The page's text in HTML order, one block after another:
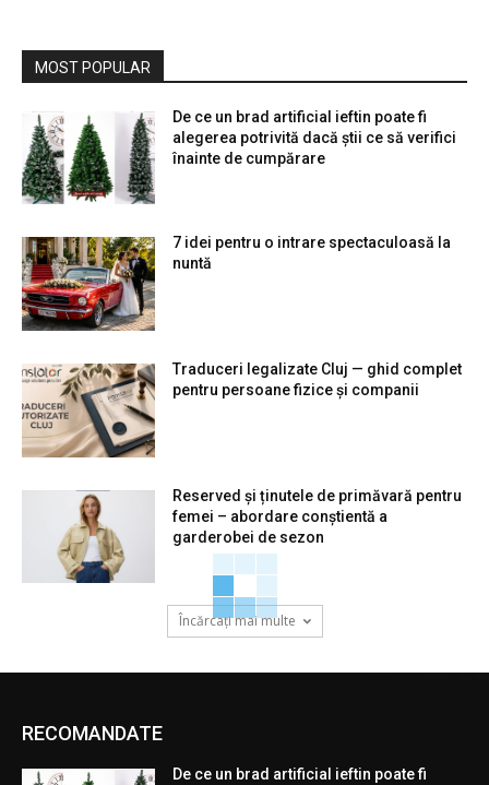
MOST POPULAR
De ce un brad artificial ieftin poate fi
alegerea potrivită dacă știi ce să verifici
înainte de cumpărare
7 idei pentru o intrare spectaculoasă la
nuntă
Traduceri legalizate Cluj — ghid complet
pentru persoane fizice și companii
Reserved și ținutele de primăvară pentru
femei – abordare conștientă a
garderobei de sezon
Încărcați mai multe
RECOMANDATE
De ce un brad artificial ieftin poate fi